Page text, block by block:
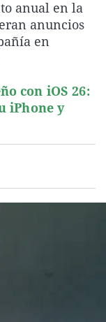
rosa de los vientos
viajera
el perro y el
de
Operación Viuda
Rioja
Navarra
Vasco
anual en la
anuncios
en
con iOS 26:
iPhone y